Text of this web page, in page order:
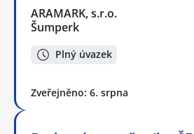
ARAMARK, s.r.o.
Šumperk
Plný úvazek
Zveřejněno: 6. srpna